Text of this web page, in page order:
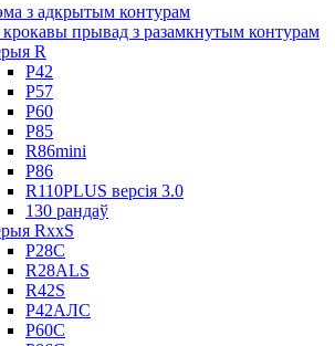
з адкрытым контурам
прывад з разамкнутым контурам
R
Р42
Р57
Р60
Р85
R86mini
Р86
R110PLUS версія 3.0
130 рандаў
RxxS
Р28С
R28ALS
R42S
Р42АЛС
Р60С